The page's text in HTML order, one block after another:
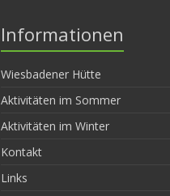
Informationen
Wiesbadener Hütte
Aktivitäten im Sommer
Aktivitäten im Winter
Kontakt
Links